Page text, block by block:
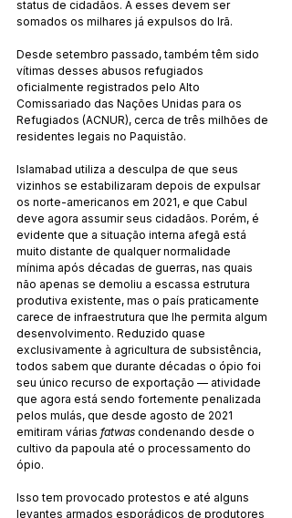
status de cidadãos. A esses devem ser
somados os milhares já expulsos do Irã.
Desde setembro passado, também têm sido
vítimas desses abusos refugiados
oficialmente registrados pelo Alto
Comissariado das Nações Unidas para os
Refugiados (ACNUR), cerca de três milhões de
residentes legais no Paquistão.
Islamabad utiliza a desculpa de que seus
vizinhos se estabilizaram depois de expulsar
os norte-americanos em 2021, e que Cabul
deve agora assumir seus cidadãos. Porém, é
evidente que a situação interna afegã está
muito distante de qualquer normalidade
mínima após décadas de guerras, nas quais
não apenas se demoliu a escassa estrutura
produtiva existente, mas o país praticamente
carece de infraestrutura que lhe permita algum
desenvolvimento. Reduzido quase
exclusivamente à agricultura de subsistência,
todos sabem que durante décadas o ópio foi
seu único recurso de exportação — atividade
que agora está sendo fortemente penalizada
pelos mulás, que desde agosto de 2021
emitiram várias fatwas condenando desde o
cultivo da papoula até o processamento do
ópio.
Isso tem provocado protestos e até alguns
levantes armados esporádicos de produtores